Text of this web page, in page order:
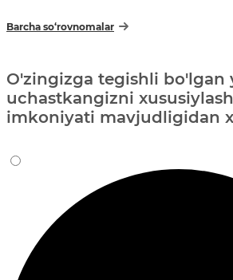
Barcha so‘rovnomalar
O'zingizga tegishli bo'lgan
uchastkangizni
imkoniyati mavjudligidan